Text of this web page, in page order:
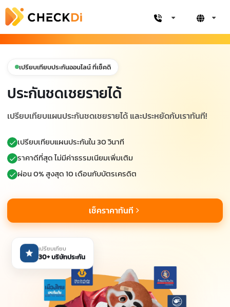
เปรียบเทียบประกันออนไลน์ ที่เช็คดิ
ประกันชดเชยรายได้
เปรียบเทียบแผนประกันชดเชยรายได้ และประหยัดกับเราทันที!
เปรียบเทียบแผนประกันใน 30 วินาที
ราคาดีที่สุด ไม่มีค่าธรรมเนียมเพิ่มเติม
ผ่อน 0% สูงสุด 10 เดือนกับบัตรเครดิต
เช็คราคาทันที
เปรียบเทียบ
30+ บริษัทประกัน